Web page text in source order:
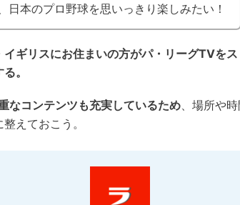
日本のプロ野球を思いっきり楽しみたい！
イギリスにお住まいの方がパ・リーグTVを
。
なコンテンツも充実しているため 、場所や
えておこう。